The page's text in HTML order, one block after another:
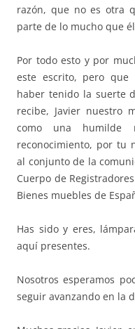
razón, que no es otra
parte de lo mucho que
Por todo esto y por
este escrito, pero
haber tenido la suerte
recibe, Javier nuestro
como una humilde
reconocimiento, por tu
al conjunto de la
Cuerpo de
Bienes muebles de
Has sido y eres,
aquí presentes.
Nosotros esperamos
seguir avanzando en la